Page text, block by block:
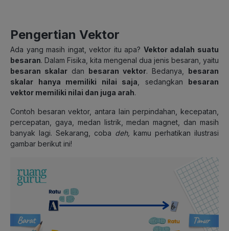
Pengertian Vektor
Ada yang masih ingat, vektor itu apa? Vektor adalah suatu
besaran. Dalam Fisika, kita mengenal dua jenis besaran, yaitu
besaran skalar dan besaran vektor. Bedanya, besaran
skalar hanya memiliki nilai saja , sedangkan besaran
vektor memiliki nilai dan juga arah.
Contoh besaran vektor, antara lain perpindahan, kecepatan,
percepatan, gaya, medan listrik, medan magnet, dan masih
banyak lagi. Sekarang, coba deh, kamu perhatikan ilustrasi
gambar berikut ini!